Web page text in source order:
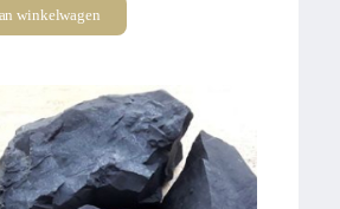
winkelwagen